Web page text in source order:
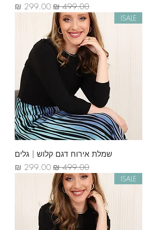
מחיר רגיל מחיר מבצע
SALE!
שמלת אירוח דגם קלוש | גלים
מחיר רגיל מחיר מבצע
SALE!